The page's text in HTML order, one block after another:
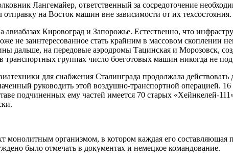
Лангемайер, ответственный за сосредоточение
на Восток машин вне зависимости от их техсостояния.
Кировоград и Запорожье. Естественно, что
не заинтересованное стать крайним в массовом скоплении
дальше, на передовые аэродромы Тацинская и Морозовск,
транспортных группах число боеготовых машин никогда не
для снабжения Сталинграда продолжала
руководить этой воздушно-транспортной операцией. 16
подчиненных ему частей имеется 70 старых «Хейнкелей-
организмом, в котором каждая его составляющая
было отмечать в документах и немецкое командование.